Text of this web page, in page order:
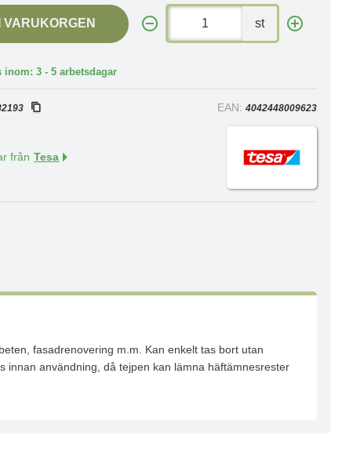
VARUKORGEN st
inom: 3 - 5 arbetsdagar
EAN: 4042448009623
från Tesa
fasadrenovering m.m. Kan enkelt tas bort utan
innan användning, då tejpen kan lämna häftämnesrester